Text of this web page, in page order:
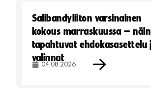
Salibandyliiton varsinainen
kokous marraskuussa – näin
tapahtuvat ehdokasasettelu
valinnat
04.08.2026